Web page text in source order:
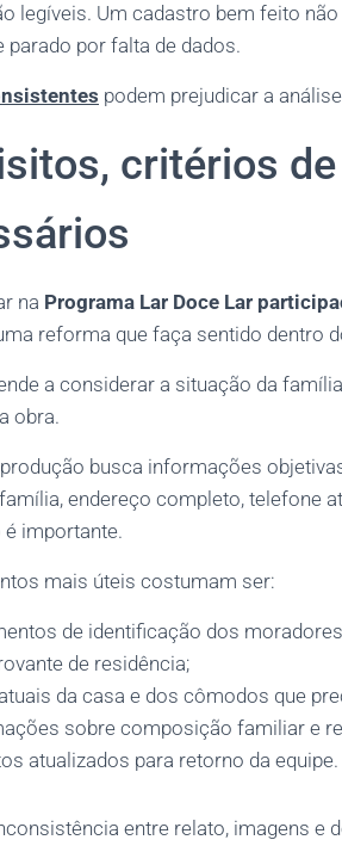
legíveis. Um cadastro bem feito
parado por falta de dados.
podem prejudicar a
critérios
na Programa Lar Doce Lar
reforma que faça sentido dentro
a considerar a situação da
obra.
busca informações
endereço completo, telefone
é importante.
mais úteis costumam ser:
de identificação dos
de residência;
da casa e dos cômodos que
sobre composição familiar e
atualizados para retorno da equipe.
entre relato, imagens e